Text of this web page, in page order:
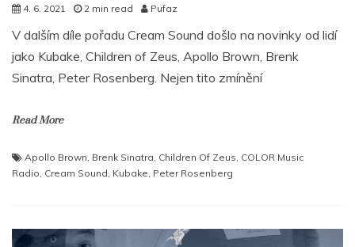
4. 6. 2021 2 min read Pufaz
V dalším díle pořadu Cream Sound došlo na novinky od lidí
jako Kubake, Children of Zeus, Apollo Brown, Brenk
Sinatra, Peter Rosenberg. Nejen tito zmínění
Read More
Apollo Brown, Brenk Sinatra, Children Of Zeus, COLOR Music
Radio, Cream Sound, Kubake, Peter Rosenberg